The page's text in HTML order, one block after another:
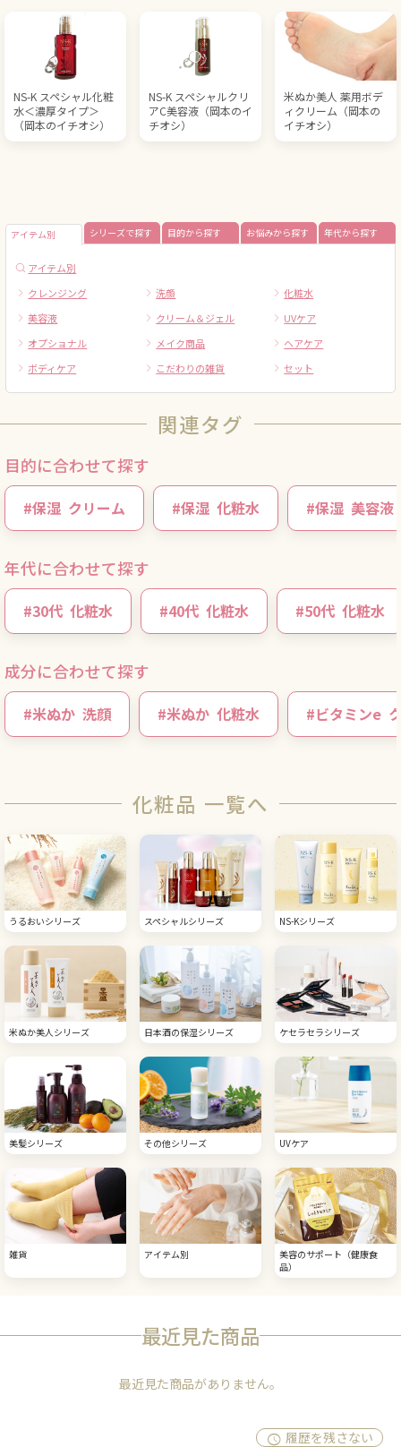
NS-K スペシャル化粧
水＜濃厚タイプ＞
（岡本のイチオシ）
NS-K スペシャルクリ
アC美容液（岡本のイ
チオシ）
米ぬか美人 薬用ボデ
ィクリーム（岡本の
イチオシ）
アイテム別 シリーズで探す 目的から探す お悩みから探す 年代から探す
アイテム別
クレンジング
洗顔
化粧水
美容液
クリーム＆ジェル
UVケア
オプショナル
メイク商品
ヘアケア
ボディケア
こだわりの雑貨 セット
関連タグ
目的に合わせて探す
#保湿 クリーム #保湿 化粧水 #保湿 美容液
年代に合わせて探す
#30代 化粧水 #40代 化粧水 #50代 化粧水
成分に合わせて探す
#米ぬか 洗顔 #米ぬか 化粧水 #ビタミンe
化粧品 一覧へ
うるおいシリーズ スペシャルシリーズ NS-Kシリーズ
米ぬか美人シリーズ 日本酒の保湿シリーズ ケセラセラシリーズ
美髪シリーズ その他シリーズ UVケア
雑貨 アイテム別
美容のサポート（健康食
品）
最近見た商品
最近見た商品がありません。
履歴を残さない